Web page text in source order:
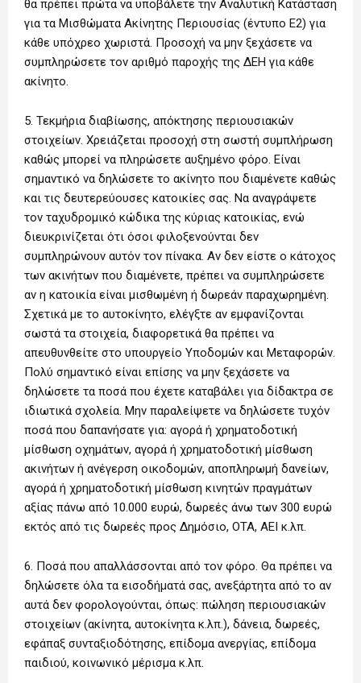
θα πρέπει πρώτα να υποβάλετε την Αναλυτική Κατάσταση
για τα Μισθώματα Ακίνητης Περιουσίας (έντυπο Ε2) για
κάθε υπόχρεο χωριστά. Προσοχή να μην ξεχάσετε να
συμπληρώσετε τον αριθμό παροχής της ΔΕΗ για κάθε
ακίνητο.
5. Τεκμήρια διαβίωσης, απόκτησης περιουσιακών
στοιχείων. Χρειάζεται προσοχή στη σωστή συμπλήρωση
καθώς μπορεί να πληρώσετε αυξημένο φόρο. Είναι
σημαντικό να δηλώσετε το ακίνητο που διαμένετε καθώς
και τις δευτερεύουσες κατοικίες σας. Να αναγράψετε
τον ταχυδρομικό κώδικα της κύριας κατοικίας, ενώ
διευκρινίζεται ότι όσοι φιλοξενούνται δεν
συμπληρώνουν αυτόν τον πίνακα. Αν δεν είστε ο κάτοχος
των ακινήτων που διαμένετε, πρέπει να συμπληρώσετε
αν η κατοικία είναι μισθωμένη ή δωρεάν παραχωρημένη.
Σχετικά με το αυτοκίνητο, ελέγξτε αν εμφανίζονται
σωστά τα στοιχεία, διαφορετικά θα πρέπει να
απευθυνθείτε στο υπουργείο Υποδομών και Μεταφορών.
Πολύ σημαντικό είναι επίσης να μην ξεχάσετε να
δηλώσετε τα ποσά που έχετε καταβάλει για δίδακτρα σε
ιδιωτικά σχολεία. Μην παραλείψετε να δηλώσετε τυχόν
ποσά που δαπανήσατε για: αγορά ή χρηματοδοτική
μίσθωση οχημάτων, αγορά ή χρηματοδοτική μίσθωση
ακινήτων ή ανέγερση οικοδομών, αποπληρωμή δανείων,
αγορά ή χρηματοδοτική μίσθωση κινητών πραγμάτων
αξίας πάνω από 10.000 ευρώ, δωρεές άνω των 300 ευρώ
εκτός από τις δωρεές προς Δημόσιο, ΟΤΑ, ΑΕΙ κ.λπ.
6. Ποσά που απαλλάσσονται από τον φόρο. Θα πρέπει να
δηλώσετε όλα τα εισοδήματά σας, ανεξάρτητα από το αν
αυτά δεν φορολογούνται, όπως: πώληση περιουσιακών
στοιχείων (ακίνητα, αυτοκίνητα κ.λπ.), δάνεια, δωρεές,
εφάπαξ συνταξιοδότησης, επίδομα ανεργίας, επίδομα
παιδιού, κοινωνικό μέρισμα κ.λπ.